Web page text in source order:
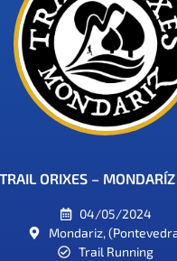
TRAIL ORIXES –
04/05/2024
Mondariz,
Trail Running